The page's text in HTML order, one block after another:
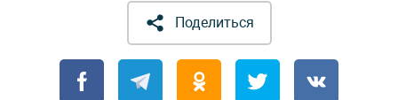
Поделиться